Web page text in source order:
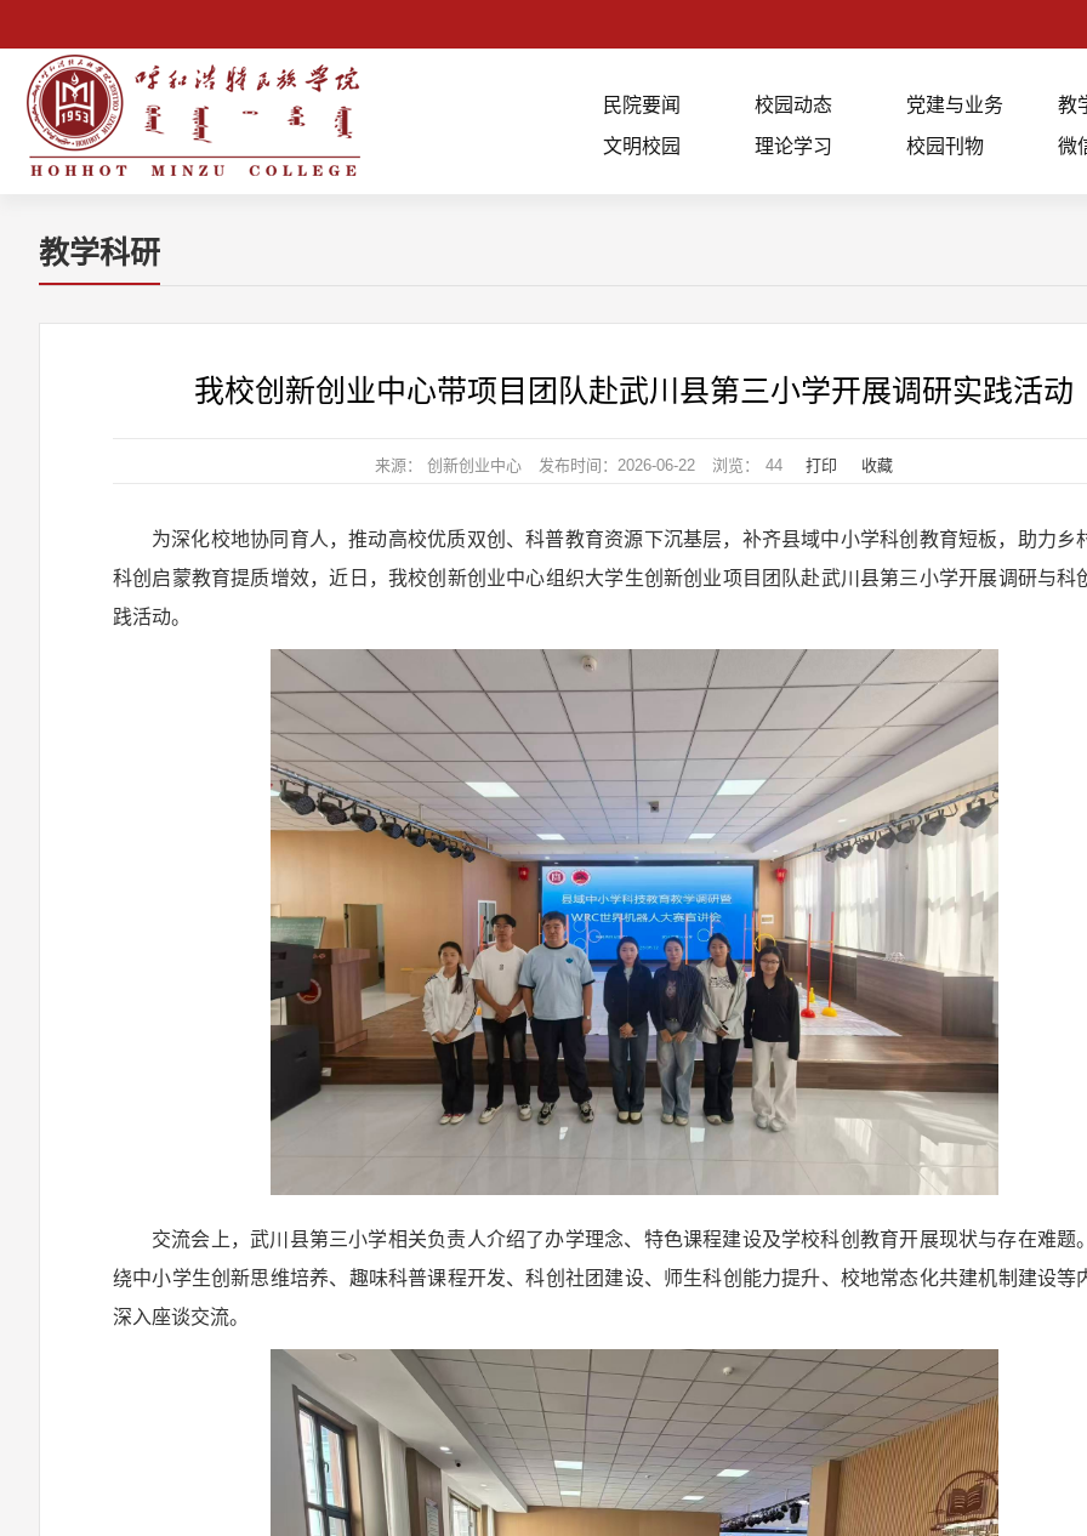
民院要闻 校园动态 党建与业务 教
文明校园
理论学习 校园刊物 微
教学科研
我校创新创业中心带项目团队赴武川县第三小学开展调研实践活动
来源： 创新创业中心 发布时间：2026-06-22 浏览： 44 打印 收藏
为深化校地协同育人，推动高校优质双创、科普教育资源下沉基层，补齐县域中小学科创教育短板，助力乡
科创启蒙教育提质增效，近日，我校创新创业中心组织大学生创新创业项目团队赴武川县第三小学开展调研与科
践活动。
交流会上，武川县第三小学相关负责人介绍了办学理念、特色课程建设及学校科创教育开展现状与存在难题
绕中小学生创新思维培养、趣味科普课程开发、科创社团建设、师生科创能力提升、校地常态化共建机制建设等
深入座谈交流。